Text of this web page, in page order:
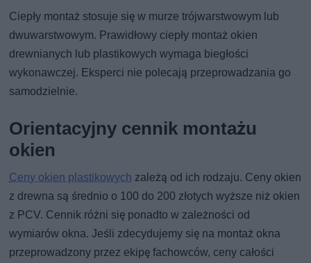
Ciepły montaż stosuje się w murze trójwarstwowym lub
dwuwarstwowym. Prawidłowy ciepły montaż okien
drewnianych lub plastikowych wymaga biegłości
wykonawczej. Eksperci nie polecają przeprowadzania go
samodzielnie.
Orientacyjny cennik montażu
okien
Ceny okien plastikowych zależą od ich rodzaju. Ceny okien
z drewna są średnio o 100 do 200 złotych wyższe niż okien
z PCV. Cennik różni się ponadto w zależności od
wymiarów okna. Jeśli zdecydujemy się na montaż okna
przeprowadzony przez ekipę fachowców, ceny całości